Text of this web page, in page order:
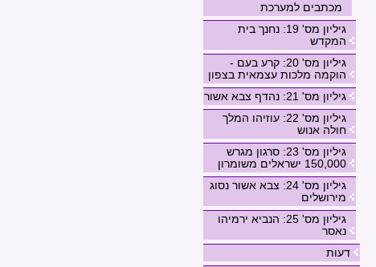
מכתבים למערכת
גיליון מס' 19: נחנך בית
המקדש
גיליון מס' 20: קרע בעם -
הוקמה מלכות עצמאית בצפון
גיליון מס' 21: נהדף צבא אשור
גיליון מס' 22: עוזיהו המלך
חולה אנוש
גיליון מס' 23: סרגון מגרש
150,000 ישראלים משומרון
גיליון מס' 24: צבא אשור נסוג
מירושלים
גיליון מס' 25: הנביא ירמיהו
נאסר
דעות